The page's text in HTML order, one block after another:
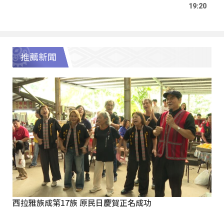
19:20
推薦新聞
西拉雅族成第17族 原民日慶賀正名成功